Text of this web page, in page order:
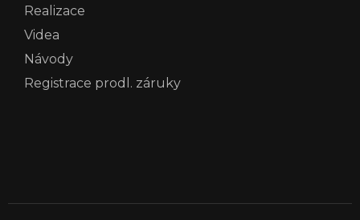
Realizace
Videa
Návody
Registrace prodl. záruky